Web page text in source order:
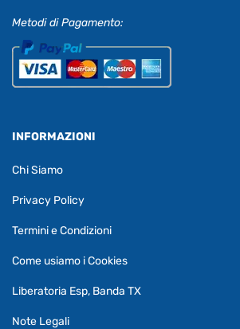
Metodi di Pagamento:
INFORMAZIONI
Chi Siamo
Privacy Policy
Termini e Condizioni
Come usiamo i Cookies
Liberatoria Esp, Banda TX
Note Legali